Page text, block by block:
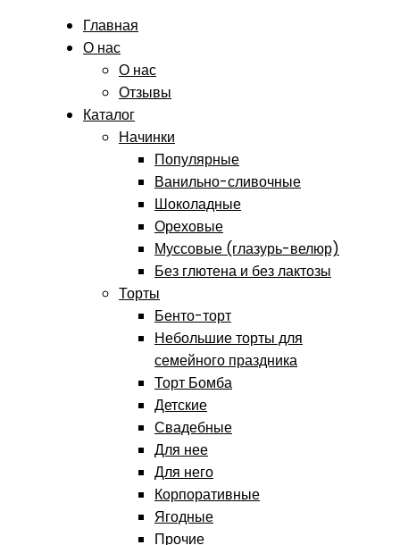
Главная
О нас
О нас
Отзывы
Каталог
Начинки
Популярные
Ванильно-сливочные
Шоколадные
Ореховые
Муссовые (глазурь-велюр)
Без глютена и без лактозы
Торты
Бенто-торт
Небольшие торты для
семейного праздника
Торт Бомба
Детские
Свадебные
Для нее
Для него
Корпоративные
Ягодные
Прочие